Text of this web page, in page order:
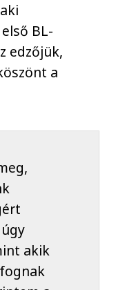
BL-
edzőjük,
a
akik